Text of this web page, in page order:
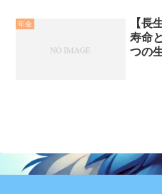
年金
【長
寿命
つの